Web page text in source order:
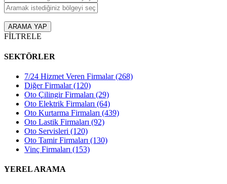
ARAMA YAP
FİLTRELE
SEKTÖRLER
7/24 Hizmet Veren Firmalar(268)
Diğer Firmalar(120)
Oto Çilingir Firmaları (29)
Oto Elektrik Firmaları (64)
Oto Kurtarma Firmaları (439)
Oto Lastik Firmaları (92)
Oto Servisleri (120)
Oto Tamir Firmaları (130)
Vinç Firmaları (153)
YEREL ARAMA